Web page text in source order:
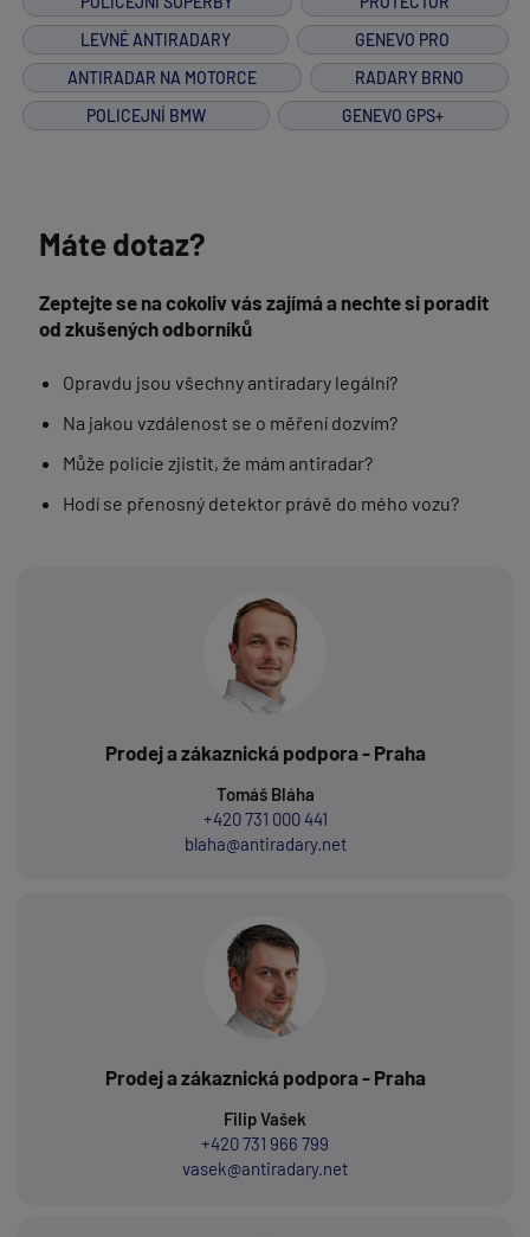
LEVNÉ ANTIRADARY
GENEVO PRO
ANTIRADAR NA MOTORCE
RADARY BRNO
POLICEJNÍ BMW
GENEVO GPS+
Máte dotaz?
Zeptejte se na cokoliv vás zajímá a nechte si poradit
od zkušených odborníků
Opravdu jsou všechny antiradary legální?
Na jakou vzdálenost se o měření dozvím?
Může policie zjistit, že mám antiradar?
Hodí se přenosný detektor právě do mého vozu?
Prodej a zákaznická podpora - Praha
Tomáš Bláha
+420 731 000 441
blaha@antiradary.net
Prodej a zákaznická podpora - Praha
Filip Vašek
+420 731 966 799
vasek@antiradary.net